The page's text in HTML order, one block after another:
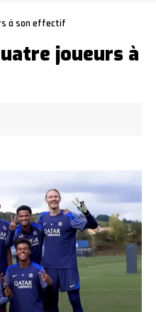
à son effectif
joueurs à